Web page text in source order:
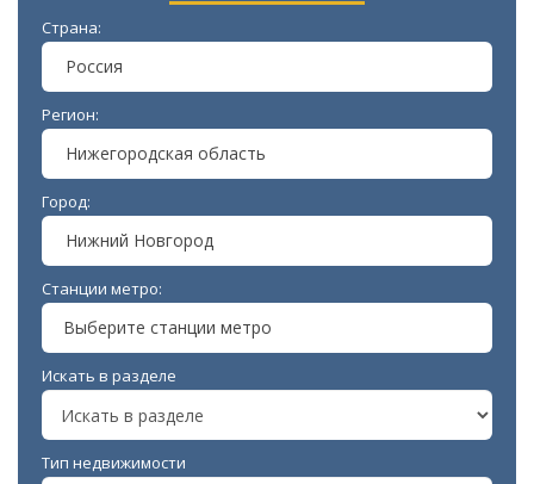
Страна:
Россия
Регион:
Нижегородская область
Город:
Нижний Новгород
Станции метро:
Выберите станции метро
Искать в разделе
Тип недвижимости